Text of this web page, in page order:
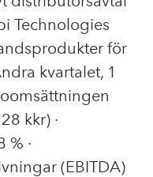
Technologies
för
kvartalet, 1
kkr) ·
·
(EBITDA)